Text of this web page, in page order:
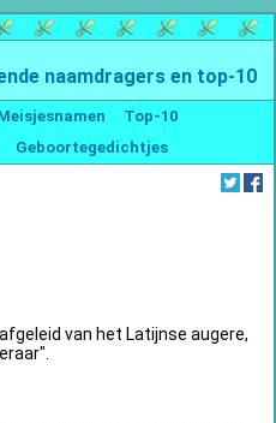
naamdragers en top-10
Top-10
Geboortegedichtjes
van het Latijnse augere,